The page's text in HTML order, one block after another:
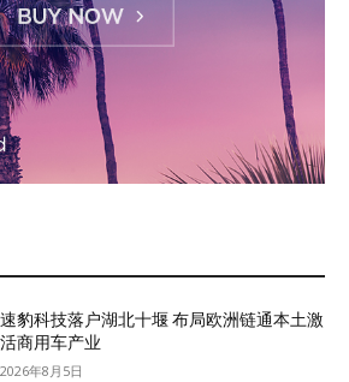
速豹科技落户湖北十堰 布局欧洲链通本土激
活商用车产业
2026年8月5日